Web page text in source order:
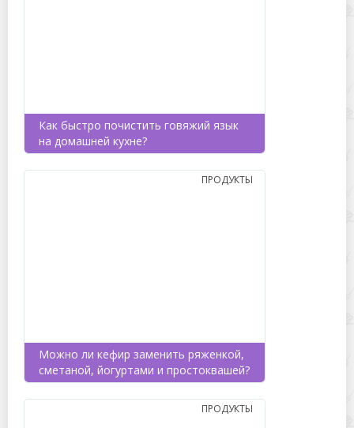
Как быстро почистить говяжий язык
на домашней кухне?
Можно ли кефир заменить ряженкой,
сметаной, йогуртами и простоквашей?
ПРОДУКТЫ
ПРОДУКТЫ